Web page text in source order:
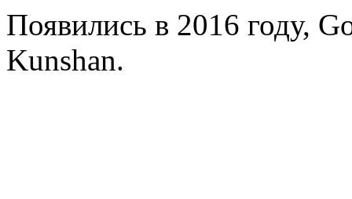
Появились в 2016 году,
Kunshan.